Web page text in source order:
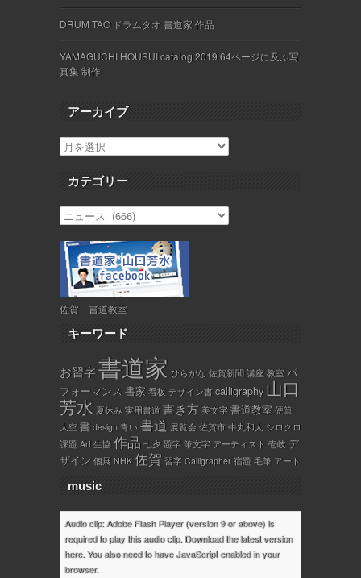
DRUM TAO ドラムタオ 書道家 作品
YAMAGUCHI HOUSUI catalog 2019 64ページに及ぶ写
真集 制作
アーカイブ
カテゴリー
佐賀 書道教室
キーワード
お習字書道家 ひらがな 佐賀新聞 講座 教室 パ
フォーマンス 書家 看板 デザイン書 calligraphy 山口
芳水 夏休み 実用書道 書き方 美文字 書道教室 硬筆
大空 書 design 青い 書道 展覧会 佐賀市 牛丸和人 シロクロ
課題 Art 生協 作品 七夕 題字 筆文字 アーティスト 壱岐 デ
ザイン 個展 NHK 佐賀 習字 Calligrapher 宿題 毛筆 アート
music
Audio clip: Adobe Flash Player (version 9 or above) is
required to play this audio clip. Download the latest version
here. You also need to have JavaScript enabled in your
browser.